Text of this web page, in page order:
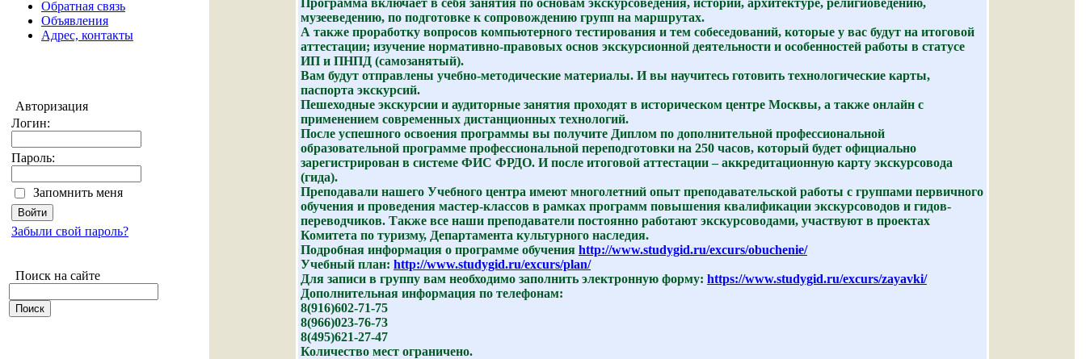
Обратная связь
Объявления
Адрес, контакты
Авторизация
Логин:
Пароль:
Запомнить меня
Забыли свой пароль?
Поиск на сайте
Программа включает в себя занятия по основам экскурсоведения, истории, архитектуре, религиоведению,
музееведению, по подготовке к сопровождению групп на маршрутах.
А также проработку вопросов компьютерного тестирования и тем собеседований, которые у вас будут на итоговой
аттестации; изучение нормативно-правовых основ экскурсионной деятельности и особенностей работы в статусе
ИП и ПНПД (самозанятый).
Вам будут отправлены учебно-методические материалы. И вы научитесь готовить технологические карты,
паспорта экскурсий.
Пешеходные экскурсии и аудиторные занятия проходят в историческом центре Москвы, а также онлайн с
применением современных дистанционных технологий.
После успешного освоения программы вы получите Диплом по дополнительной профессиональной
образовательной программе профессиональной переподготовки на 250 часов, который будет официально
зарегистрирован в системе ФИС ФРДО. И после итоговой аттестации – аккредитационную карту экскурсовода
(гида).
Преподавали нашего Учебного центра имеют многолетний опыт преподавательской работы с группами первичного
обучения и проведения мастер-классов в рамках программ повышения квалификации экскурсоводов и гидов-
переводчиков. Также все наши преподаватели постоянно работают экскурсоводами, участвуют в проектах
Комитета по туризму, Департамента культурного наследия.
Подробная информация о программе обучения http://www.studygid.ru/excurs/obuchenie/
Учебный план: http://www.studygid.ru/excurs/plan/
Для записи в группу вам необходимо заполнить электронную форму: https://www.studygid.ru/excurs/zayavki/
Дополнительная информация по телефонам:
8(916)602-71-75
8(966)023-76-73
8(495)621-27-47
Количество мест ограничено.